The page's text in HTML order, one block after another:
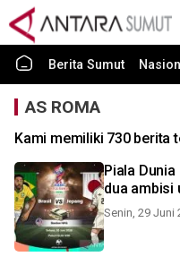
Berita Sumut
AS ROMA
Kami memiliki 730 berita
Piala
dua ambisi
Senin, 29 Juni